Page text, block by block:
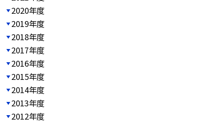
2020年度
2019年度
2018年度
2017年度
2016年度
2015年度
2014年度
2013年度
2012年度